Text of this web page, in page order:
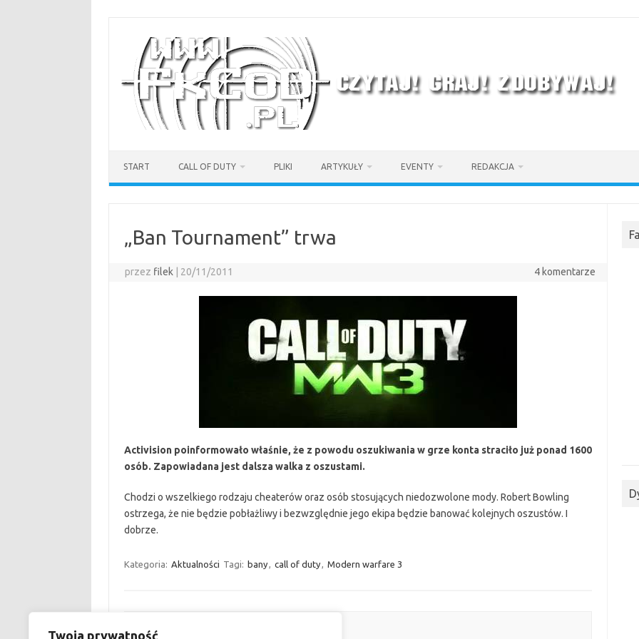
Twoja prywatność
START CALL OF DUTY PLIKI ARTYKUŁY EVENTY REDAKCJA
„Ban Tournament” trwa
przez filek 20/11/2011 4 komentarze
Activision poinformowało właśnie, że z powodu oszukiwania w grze konta straciło już ponad 1600
osób. Zapowiadana jest dalsza walka z oszustami.
Chodzi o wszelkiego rodzaju cheaterów oraz osób stosujących niedozwolone mody. Robert Bowling
ostrzega, że nie będzie pobłażliwy i bezwzględnie jego ekipa będzie banować kolejnych oszustów. I
dobrze.
Kategoria: Aktualności Tagi: bany, call of duty, Modern warfare 3
Zobacz wpisy